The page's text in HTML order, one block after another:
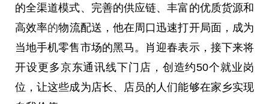
的全渠道模式、完善的供应链、丰富的优质货源和
高效率的物流配送，他在周口迅速打开局面，成为
当地手机零售市场的黑马。肖迎春表示，接下来将
开设更多京东通讯线下门店，创造约50个就业岗
位，让这些成为店长、店员的人们能够在家乡实现